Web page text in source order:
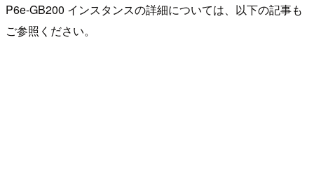
P6e-GB200 インスタンスの詳細については、以下の記事も
ご参照ください。